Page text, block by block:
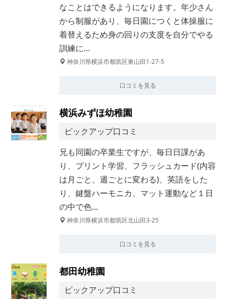
なことはできるようになります。年少さん
から制服があり、毎日園につくと体操服に
着替えるため身の回りの支度を自分でやる
訓練に…
神奈川県横浜市都筑区東山田1-27-5
口コミを見る
横浜みずほ幼稚園
ピックアップ口コミ
兄も同園の卒業生ですが、毎日日課があ
り、プリント学習、フラッシュカード(内容
は月ごと、週ごとに変わる)、英語をした
り、鍵盤ハーモニカ、マット運動など１日
の中で色…
神奈川県横浜市都筑区北山田3-25
口コミを見る
都田幼稚園
ピックアップ口コミ